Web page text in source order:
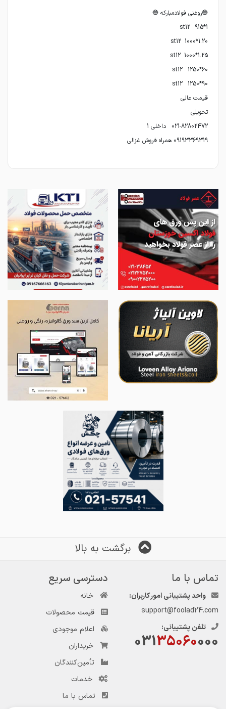
09193369319 همراه فروش غزالی
برگشت به بالا
تماس با ما
واحد پشتیبانی امور کاربران:
support@foolad24.com
تلفن پشتیبانی:
03135060000
دسترسی سریع
خانه
قیمت محصولات
اعلام موجودی
خریداران
تأمین‌کنندگان
خدمات
تماس با ما